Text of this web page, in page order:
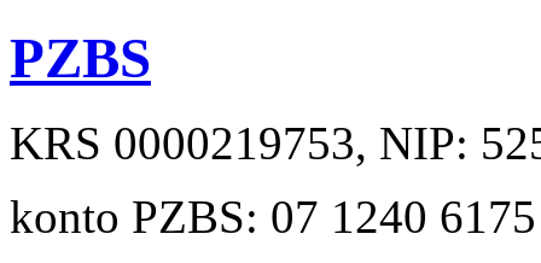
PZBS
KRS 0000219753, NIP:
konto PZBS: 07 1240